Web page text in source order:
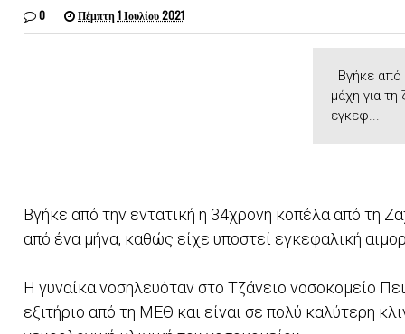
0 Πέμπτη 1 Ιουλίου 2021
Βγήκε από
μάχη για
εγκεφ...
Βγήκε από την εντατική η 34χρονη κοπέλα από τη
από ένα μήνα, καθώς είχε υποστεί εγκεφαλική
Η γυναίκα νοσηλευόταν στο Τζάνειο νοσοκομείο
εξιτήριο από τη ΜΕΘ και είναι σε πολύ καλύτερη